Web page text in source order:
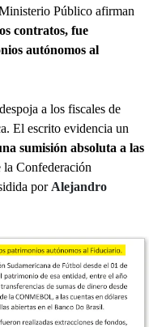
Público afirman
contratos, fue
autónomos al
a los fiscales de
El escrito evidencia un
sumisión absoluta a las
la Confederación
por Alejandro